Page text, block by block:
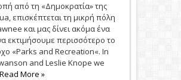
από τη «Δημοκρατία» της
επισκέπτεται τη μικρή πόλη
και μας δίνει ακόμα ένα
εκτιμήσουμε περισσότερο το
«Parks and Recreation«. In
and Leslie Knope we
Read More »